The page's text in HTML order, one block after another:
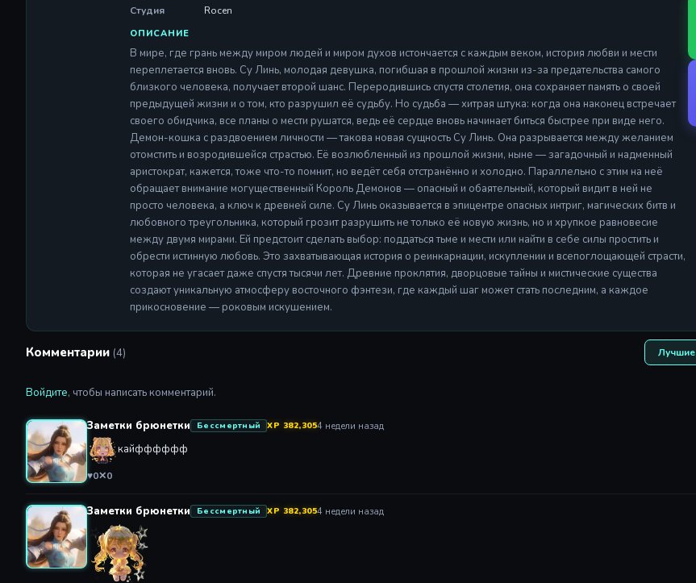
Студия
Rocen
ОПИСАНИЕ
В мире, где грань между миром людей и миром духов истончается с каждым веком, история любви и мести
переплетается вновь. Су Линь, молодая девушка, погибшая в прошлой жизни из-за предательства самого
близкого человека, получает второй шанс. Переродившись спустя столетия, она сохраняет память о своей
предыдущей жизни и о том, кто разрушил её судьбу. Но судьба — хитрая штука: когда она наконец встречает
своего обидчика, все планы о мести рушатся, ведь её сердце вновь начинает биться быстрее при виде него.
Демон-кошка с раздвоением личности — такова новая сущность Су Линь. Она разрывается между желанием
отомстить и возродившейся страстью. Её возлюбленный из прошлой жизни, ныне — загадочный и надменный
аристократ, кажется, тоже что-то помнит, но ведёт себя отстранённо и холодно. Параллельно с этим на неё
обращает внимание могущественный Король Демонов — опасный и обаятельный, который видит в ней не
просто человека, а ключ к древней силе. Су Линь оказывается в эпицентре опасных интриг, магических битв и
любовного треугольника, который грозит разрушить не только её новую жизнь, но и хрупкое равновесие
между двумя мирами. Ей предстоит сделать выбор: поддаться тьме и мести или найти в себе силы простить и
обрести истинную любовь. Это захватывающая история о реинкарнации, искуплении и всепоглощающей страсти,
которая не угасает даже спустя тысячи лет. Древние проклятия, дворцовые тайны и мистические существа
создают уникальную атмосферу восточного фэнтези, где каждый шаг может стать последним, а каждое
прикосновение — роковым искушением.
Комментарии (4) Лучшие
Войдите, чтобы написать комментарий.
Заметки брюнетки Бессмертный XP 382,3054 недели назад
кайфффффф
♥0✕0
Заметки брюнетки Бессмертный XP 382,3054 недели назад